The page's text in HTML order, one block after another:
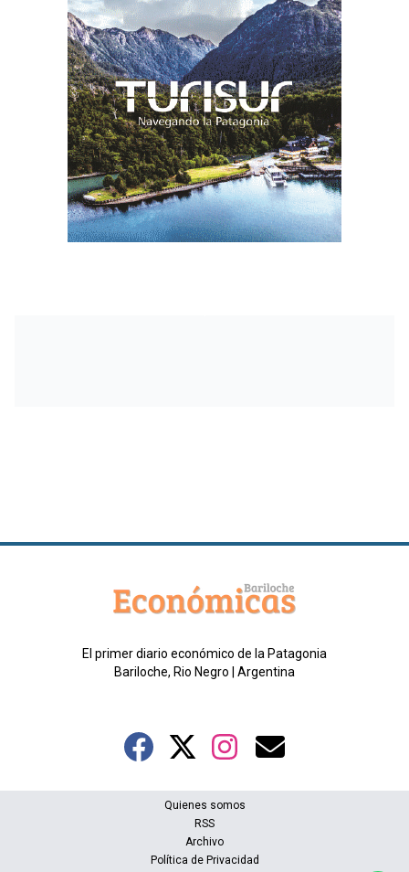
El primer diario económico de la Patagonia
Bariloche, Rio Negro | Argentina
Quienes somos
RSS
Archivo
Política de Privacidad